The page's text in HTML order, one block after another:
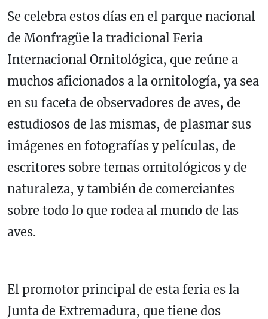
Se celebra estos días en el parque nacional
de Monfragüe la tradicional Feria
Internacional Ornitológica, que reúne a
muchos aficionados a la ornitología, ya sea
en su faceta de observadores de aves, de
estudiosos de las mismas, de plasmar sus
imágenes en fotografías y películas, de
escritores sobre temas ornitológicos y de
naturaleza, y también de comerciantes
sobre todo lo que rodea al mundo de las
aves.
El promotor principal de esta feria es la
Junta de Extremadura, que tiene dos